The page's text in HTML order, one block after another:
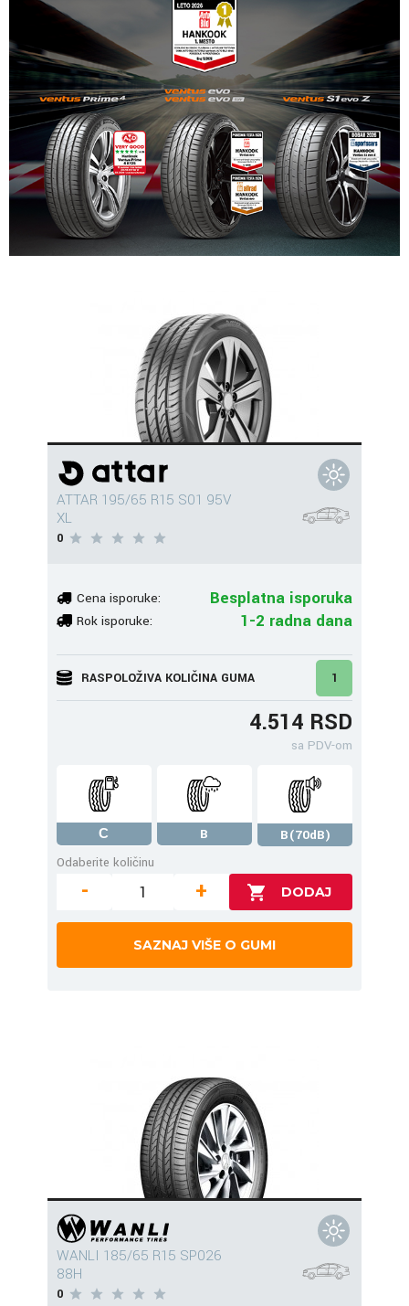
ATTAR 195/65 R15 S01 95V
XL
0
Cena isporuke: Besplatna isporuka
Rok isporuke: 1-2 radna dana
RASPOLOŽIVA KOLIČINA GUMA 1
4.514 RSD
sa PDV-om
С B
B(70dB)
Odaberite količinu
- +
SAZNAJ VIŠE O GUMI
WANLI 185/65 R15 SP026
88H
0